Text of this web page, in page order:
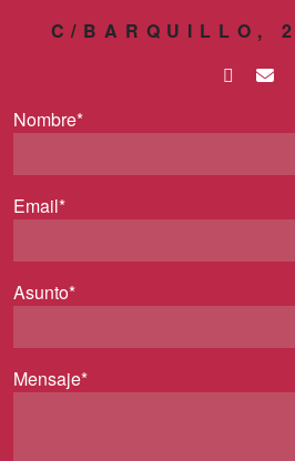
C/BARQUILLO,
Nombre*
Email*
Asunto*
Mensaje*